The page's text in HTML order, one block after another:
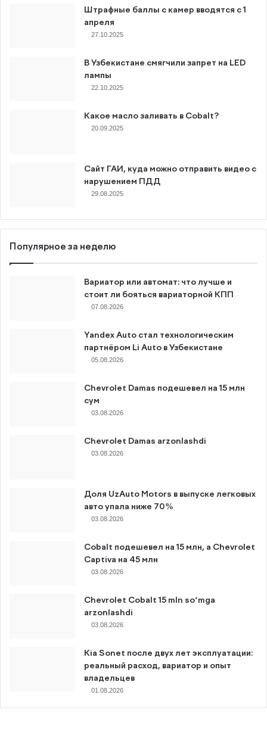
Штрафные баллы с камер вводятся с 1
апреля
27.10.2025
В Узбекистане смягчили запрет на LED
лампы
22.10.2025
Какое масло заливать в Cobalt?
20.09.2025
Сайт ГАИ, куда можно отправить видео с
нарушением ПДД
29.08.2025
Популярное за неделю
Вариатор или автомат: что лучше и
стоит ли бояться вариаторной КПП
07.08.2026
Yandex Auto стал технологическим
партнёром Li Auto в Узбекистане
05.08.2026
Chevrolet Damas подешевел на 15 млн
сум
03.08.2026
Chevrolet Damas arzonlashdi
03.08.2026
Доля UzAuto Motors в выпуске легковых
авто упала ниже 70%
03.08.2026
Cobalt подешевел на 15 млн, а Chevrolet
Captiva на 45 млн
03.08.2026
Chevrolet Cobalt 15 mln so‘mga
arzonlashdi
03.08.2026
Kia Sonet после двух лет эксплуатации:
реальный расход, вариатор и опыт
владельцев
01.08.2026